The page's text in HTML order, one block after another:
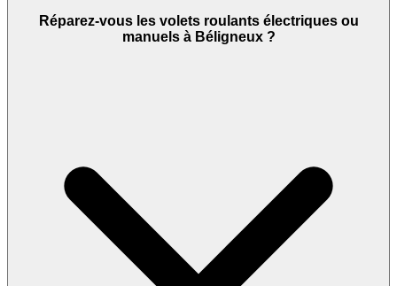
Réparez-vous les volets roulants électriques ou
manuels à Béligneux ?